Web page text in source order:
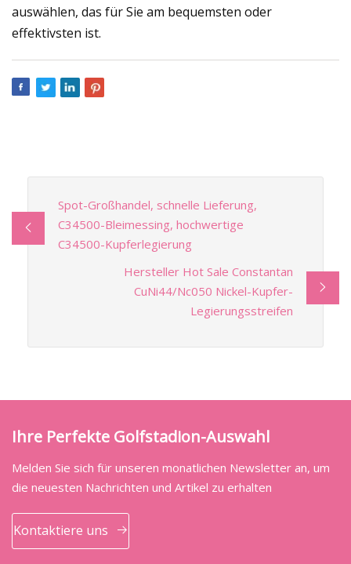
auswählen, das für Sie am bequemsten oder
effektivsten ist.
Spot-Großhandel, schnelle Lieferung,
C34500-Bleimessing, hochwertige
C34500-Kupferlegierung
Hersteller Hot Sale Constantan
CuNi44/Nc050 Nickel-Kupfer-
Legierungsstreifen
Ihre Perfekte Golfstadion-Auswahl
Melden Sie sich für unseren monatlichen Newsletter an, um
die neuesten Nachrichten und Artikel zu erhalten
Kontaktiere uns